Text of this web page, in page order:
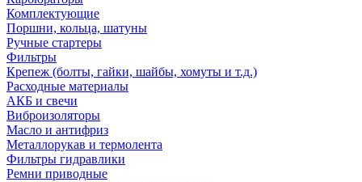
Комплектующие
Поршни, кольца, шатуны
Ручные стартеры
Фильтры
Крепеж (болты, гайки, шайбы, хомуты и т.д.)
Расходные материалы
АКБ и свечи
Виброизоляторы
Масло и антифриз
Металлорукав и термолента
Фильтры гидравлики
Ремни приводные